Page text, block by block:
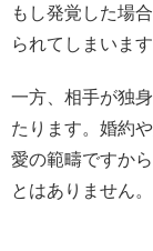
もし発覚した場
られてしまいます
一方、相手が独
たります。婚約
愛の範疇ですか
とはありません。